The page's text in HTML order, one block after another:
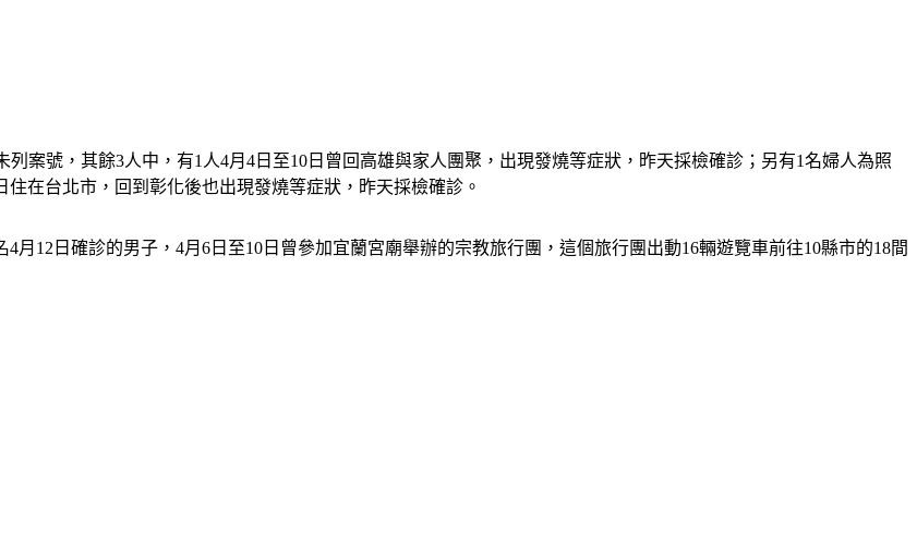
案號，其餘3人中，有1人4月4日至10日曾回高雄與家人團聚，出現發燒等症狀，昨天採檢確診；另有1名婦人為照
在台北市，回到彰化後也出現發燒等症狀，昨天採檢確診。
12日確診的男子，4月6日至10日曾參加宜蘭宮廟舉辦的宗教旅行團，這個旅行團出動16輛遊覽車前往10縣市的18間